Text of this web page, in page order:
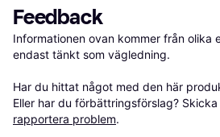
Feedback
Informationen ovan kommer från olika
endast tänkt som vägledning.
Har du hittat något med den här
Eller har du förbättringsförslag? Skicka
rapportera problem.